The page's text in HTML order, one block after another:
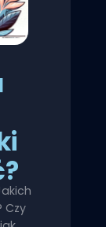
Czy